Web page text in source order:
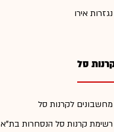
נגזרות אירו
סל
מחשבונים לקרנות סל
רשימת קרנות סל הנסחרות בת"א